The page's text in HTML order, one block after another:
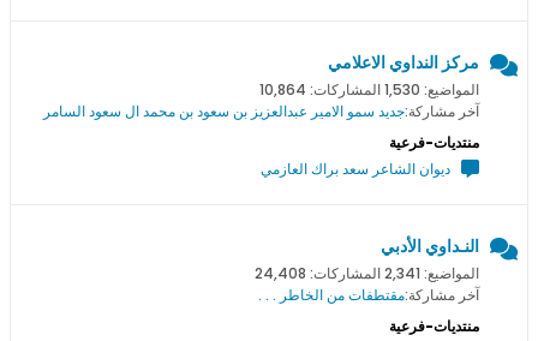
مركز النداوي الاعلامي
المواضيع: 1,530 المشاركات: 10,864
آخر مشاركة:جديد سمو اﻻمير عبدالعزيز بن سعود بن محمد ال سعود السامر
منتديات-فرعية
ديوان الشاعر سعد براك العازمي
النـداوي الأدبي
المواضيع: 2,341 المشاركات: 24,408
آخر مشاركة:مقتطفات من الخاطر . . .
منتديات-فرعية